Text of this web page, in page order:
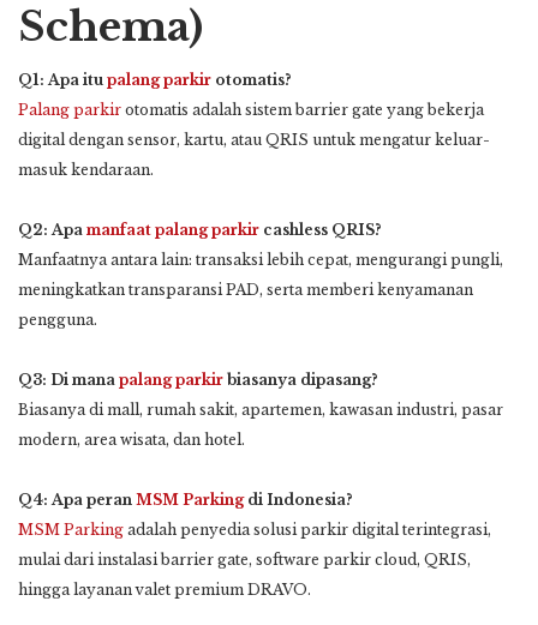
Schema)
Q1: Apa itu palang parkir otomatis?
Palang parkir otomatis adalah sistem barrier gate yang bekerja
digital dengan sensor, kartu, atau QRIS untuk mengatur keluar-
masuk kendaraan.
Q2: Apa manfaat palang parkir cashless QRIS?
Manfaatnya antara lain: transaksi lebih cepat, mengurangi pungli,
meningkatkan transparansi PAD, serta memberi kenyamanan
pengguna.
Q3: Di mana palang parkir biasanya dipasang?
Biasanya di mall, rumah sakit, apartemen, kawasan industri, pasar
modern, area wisata, dan hotel.
Q4: Apa peran MSM Parkingdi Indonesia?
MSM Parking adalah penyedia solusi parkir digital terintegrasi,
mulai dari instalasi barrier gate, software parkir cloud, QRIS,
hingga layanan valet premium DRAVO.